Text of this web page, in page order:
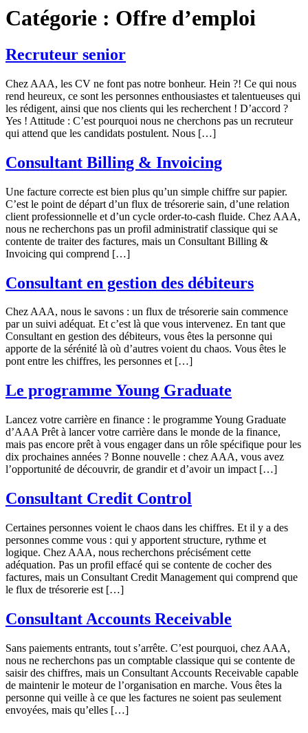
Catégorie : Offre d’emploi
Recruteur senior
Chez AAA, les CV ne font pas notre bonheur. Hein ?! Ce qui nous
rend heureux, ce sont les personnes enthousiastes et talentueuses qui
les rédigent, ainsi que nos clients qui les recherchent ! D’accord ?
Yes ! Attitude : C’est pourquoi nous ne cherchons pas un recruteur
qui attend que les candidats postulent. Nous […]
Consultant Billing & Invoicing
Une facture correcte est bien plus qu’un simple chiffre sur papier.
C’est le point de départ d’un flux de trésorerie sain, d’une relation
client professionnelle et d’un cycle order-to-cash fluide. Chez AAA,
nous ne recherchons pas un profil administratif classique qui se
contente de traiter des factures, mais un Consultant Billing &
Invoicing qui comprend […]
Consultant en gestion des débiteurs
Chez AAA, nous le savons : un flux de trésorerie sain commence
par un suivi adéquat. Et c’est là que vous intervenez. En tant que
Consultant en gestion des débiteurs, vous êtes la personne qui
apporte de la sérénité là où d’autres voient du chaos. Vous êtes le
pont entre les chiffres, les personnes et […]
Le programme Young Graduate
Lancez votre carrière en finance : le programme Young Graduate
d’AAA Prêt à lancer votre carrière dans le monde de la finance,
mais pas encore prêt à vous engager dans un rôle spécifique pour les
dix prochaines années ? Bonne nouvelle : chez AAA, vous avez
l’opportunité de découvrir, de grandir et d’avoir un impact […]
Consultant Credit Control
Certaines personnes voient le chaos dans les chiffres. Et il y a des
personnes comme vous : qui y apportent structure, rythme et
logique. Chez AAA, nous recherchons précisément cette
adéquation. Pas un profil effacé qui se contente de cocher des
factures, mais un Consultant Credit Management qui comprend que
le flux de trésorerie est […]
Consultant Accounts Receivable
Sans paiements entrants, tout s’arrête. C’est pourquoi, chez AAA,
nous ne recherchons pas un comptable classique qui se contente de
saisir des chiffres, mais un Consultant Accounts Receivable capable
de maintenir le moteur de l’organisation en marche. Vous êtes la
personne qui veille à ce que les factures ne soient pas seulement
envoyées, mais qu’elles […]